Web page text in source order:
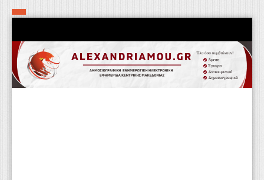
Αρχική
Τα εν δήμω εν οίκω
Πολιτιστικά-Εκκλησιαστικά